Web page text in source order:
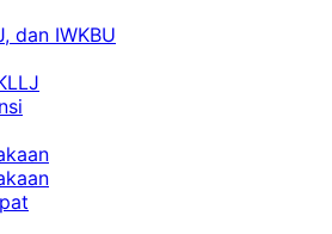
dan IWKBU